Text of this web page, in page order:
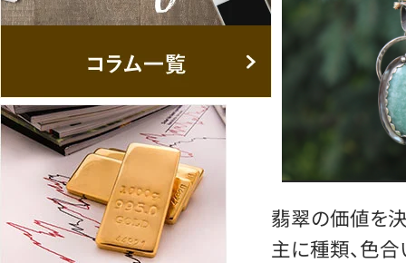
翡翠の価値を
主に種類、色合